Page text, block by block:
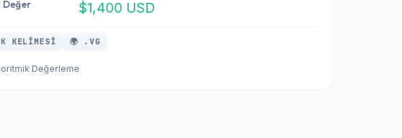
Değer $1,400 USD
KELIMESI 🌍 .VG
Değerleme